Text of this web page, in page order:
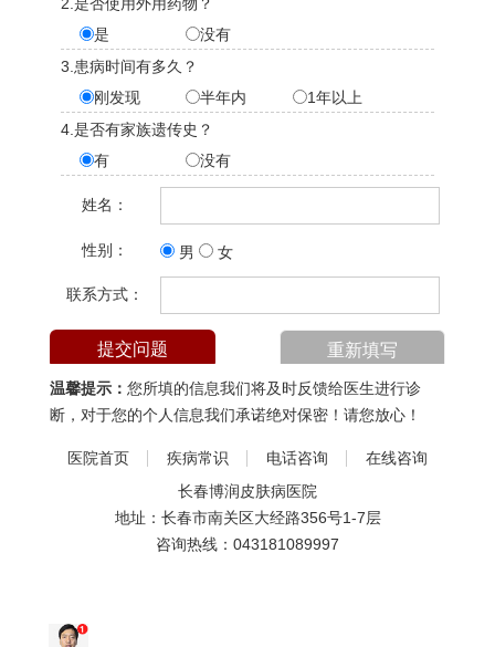
是
没有
3.患病时间有多久？
刚发现
半年内
1年以上
4.是否有家族遗传史？
有
没有
姓名：
性别： 男 女
联系方式：
温馨提示： 您所填的信息我们将及时反馈给医生进行诊
断，对于您的个人信息我们承诺绝对保密！请您放心！
医院首页 疾病常识 电话咨询
在线咨询
长春博润皮肤病医院
地址：长春市南关区大经路356号1-7层
咨询热线： 043181089997